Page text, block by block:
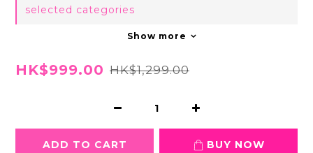
selected categories
Show more
HK$999.00 HK$1,299.00
ADD TO CART BUY NOW